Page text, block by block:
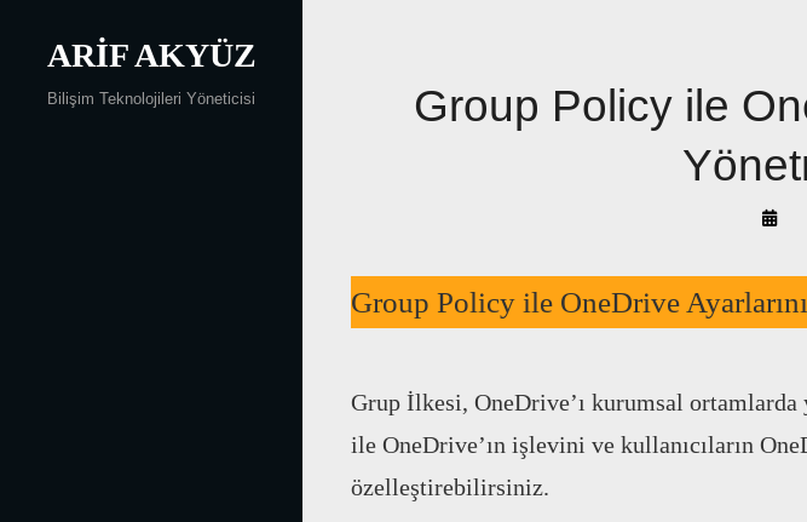
content
ARIF AKYÜZ
Bilişim Teknolojileri Yöneticisi
Group Policy ile
By
Akyüz
Group Policy ile OneDrive
Grup İlkesi, OneDrive’ı kurumsal
ile OneDrive’ın işlevini ve kullanıcıların
özelleştirebilirsiniz.